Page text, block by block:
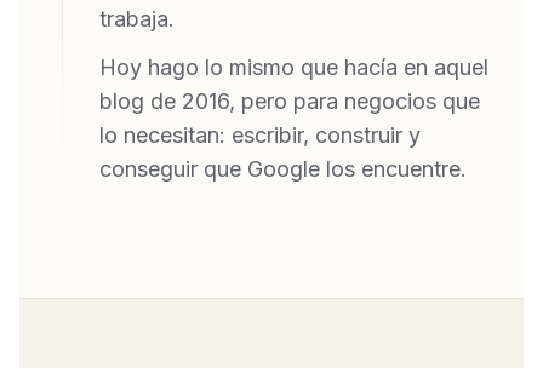
trabaja.
Hoy hago lo mismo que hacía en aquel
blog de 2016, pero para negocios que
lo necesitan: escribir, construir y
conseguir que Google los encuentre.